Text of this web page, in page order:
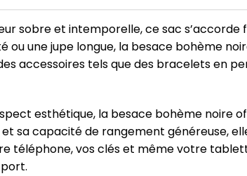
sobre et intemporelle, ce sac
ou une jupe longue, la besace bohème
accessoires tels que des bracelets en
esthétique, la besace bohème noire
sa capacité de rangement généreuse,
téléphone, vos clés et même votre